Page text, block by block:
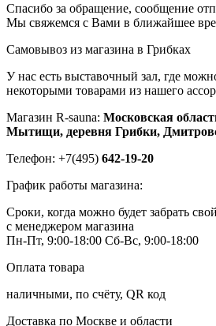
Спасибо за обращение, сообщение
Мы свяжемся с Вами в ближайшее
Самовывоз из магазина в Грибках
У нас есть выставочный зал, где
некоторыми товарами из нашего
Магазин R-sauna: Московская
Мытищи, деревня Грибки,
Телефон: +7(495) 642-19-20
График работы магазина:
Сроки, когда можно будет забрать
с менеджером магазина
Пн-Пт, 9:00-18:00 Сб-Вс, 9:00-18:00
Оплата товара
наличными, по счёту, QR код
Доставка по Москве и области